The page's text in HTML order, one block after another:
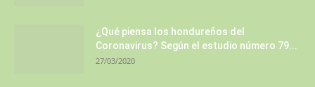
¿Qué piensa los hondureños del
Coronavirus? Según el estudio número 79...
27/03/2020